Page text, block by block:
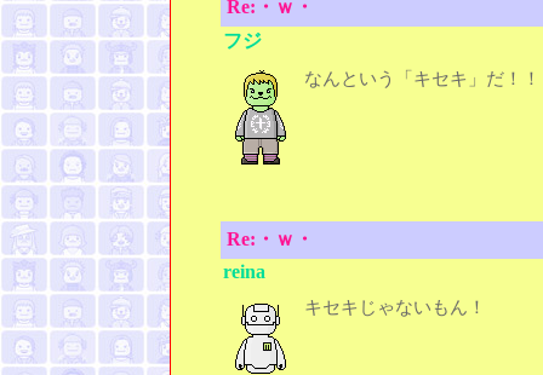
Re:・ｗ・
フジ
なんという「キセキ」だ！
Re:・ｗ・
reina
キセキじゃないもん！